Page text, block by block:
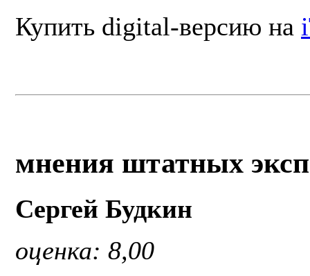
Купить digital-версию на
мнения штатных
Сергей Будкин
оценка: 8,00